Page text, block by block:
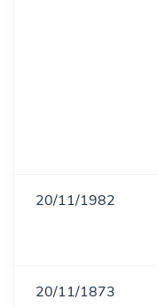
20/11/1982
20/11/1873